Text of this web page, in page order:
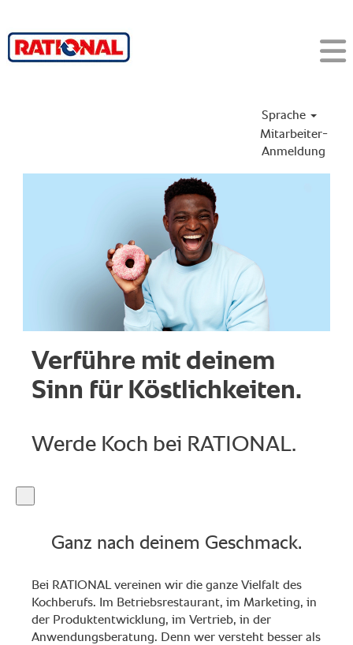
Sprache
Mitarbeiter-
Anmeldung
Verführe mit deinem
Sinn für Köstlichkeiten.
Werde Koch bei RATIONAL.
Ganz nach deinem Geschmack.
Bei RATIONAL vereinen wir die ganze Vielfalt des
Kochberufs. Im Betriebsrestaurant, im Marketing, in
der Produktentwicklung, im Vertrieb, in der
Anwendungsberatung. Denn wer versteht besser als